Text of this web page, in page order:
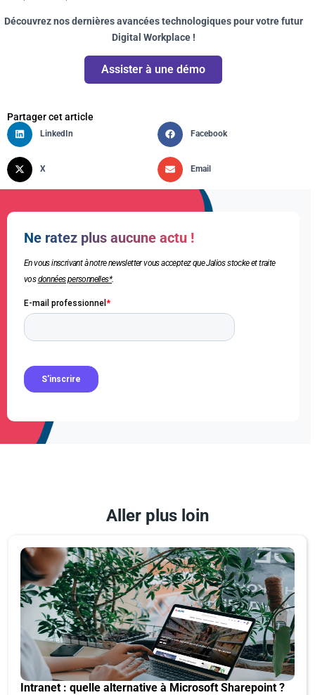
Découvrez nos dernières avancées technologiques pour votre futur
Digital Workplace !
Assister à une démo
Partager cet article
LinkedIn Facebook
X Email
Ne ratez plus aucune actu !
En vous inscrivant à notre newsletter vous acceptez que Jalios stocke et traite
vosdonnées personnelles*.
Aller plus loin
Intranet : quelle alternative à Microsoft Sharepoint ?